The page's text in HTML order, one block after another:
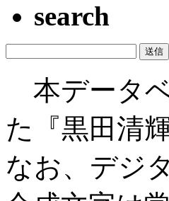
search
本データ
た『黒田清
なお、デジ